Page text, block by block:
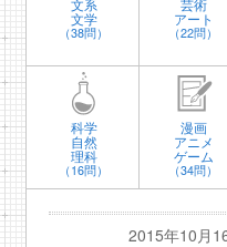
文系
文学
（38問）
芸術
アート
（22問）
科学
自然
理科
（16問）
漫画
アニメ
ゲーム
（34問）
2015年10月